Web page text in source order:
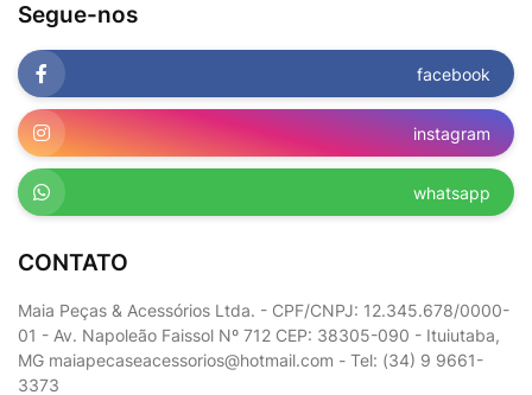
Segue-nos
facebook
instagram
whatsapp
CONTATO
Maia Peças & Acessórios Ltda. - CPF/CNPJ: 12.345.678/0000-
01 - Av. Napoleão Faissol Nº 712 CEP: 38305-090 - Ituiutaba,
MG maiapecaseacessorios@hotmail.com - Tel: (34) 9 9661-
3373